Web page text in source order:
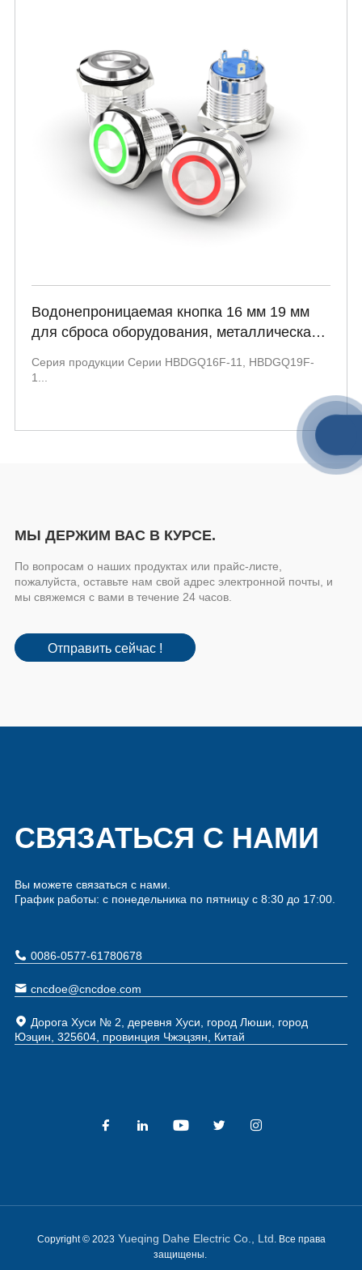
Водонепроницаемая кнопка 16 мм 19 мм
для сброса оборудования, металлическая,
(EV), серия GQ16F-11 GQ19F-11
Серия продукции Серии HBDGQ16F-11, HBDGQ19F-
1...
МЫ ДЕРЖИМ ВАС В КУРСЕ.
По вопросам о наших продуктах или прайс-листе,
пожалуйста, оставьте нам свой адрес электронной почты, и
мы свяжемся с вами в течение 24 часов.
Отправить сейчас !
СВЯЗАТЬСЯ С НАМИ
Вы можете связаться с нами.
График работы: с понедельника по пятницу с 8:30 до 17:00.
0086-0577-61780678
cncdoe@cncdoe.com
Дорога Хуси № 2, деревня Хуси, город Люши, город
Юэцин, 325604, провинция Чжэцзян, Китай
Copyright © 2023 Yueqing Dahe Electric Co., Ltd. Все права
защищены.